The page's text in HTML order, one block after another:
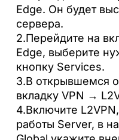
Edge. Он будет
сервера.
2.Перейдите на
Edge, выберите
кнопку Services.
3.В открывшемся
вкладку VPN →
4.Включите
работы Server, в